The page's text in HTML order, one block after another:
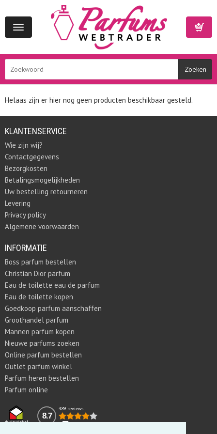
Toggle
navigation
Helaas zijn er hier nog geen producten beschikbaar gesteld.
KLANTENSERVICE
Wie zijn wij?
Contactgegevens
Bezorgkosten
Betalingsmogelijkheden
Uw bestelling retourneren
Levering
Privacy policy
Algemene voorwaarden
INFORMATIE
Boss parfum bestellen
Christian Dior parfum
Eau de toilette eau de parfum
Eau de toilette kopen
Goedkoop parfum aanschaffen
Groothandel parfum
Mannen parfum kopen
Nieuwe parfums zoeken
Online parfum bestellen
Outlet parfum winkel
Parfum heren bestellen
Parfum online
8.7
489 reviews